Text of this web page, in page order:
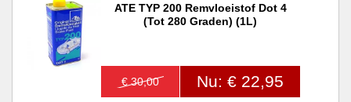
ATE TYP 200 Remvloeistof Dot 4
(tot 280 Graden) (1L)
€ 30,00 Nu: € 22,95